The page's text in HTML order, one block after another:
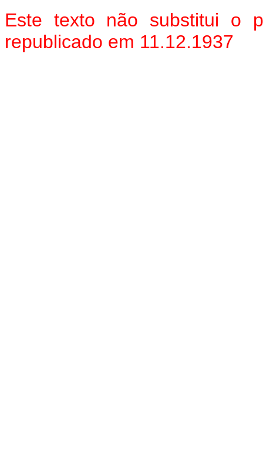
Este texto não substitui o
republicado em 11.12.1937